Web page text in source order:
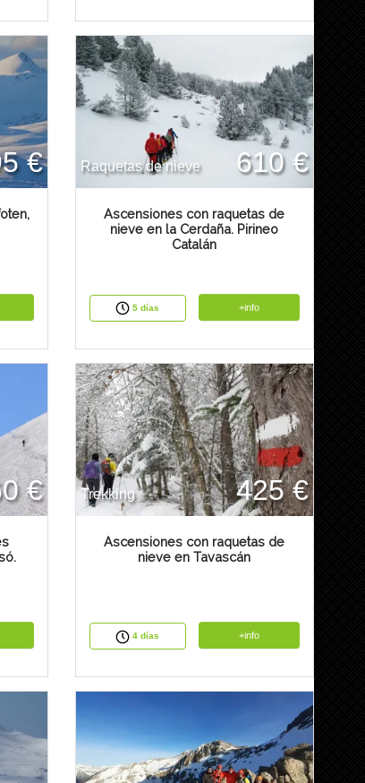
€ Raquetas de nieve 610 €
Ascensiones con raquetas de
nieve en la Cerdaña. Pirineo
Catalán
5 días +info
€ Trekking 425 €
Ascensiones con raquetas de
nieve en Tavascán
4 días +info